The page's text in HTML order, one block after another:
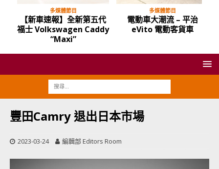
多媒體節目
【新車速報】全新第五代
福士 Volkswagen Caddy
“Maxi”
多媒體節目
電動車大潮流 – 平治
eVito 電動客貨車
豐田Camry 退出日本市場
2023-03-24 編輯部 Editors Room